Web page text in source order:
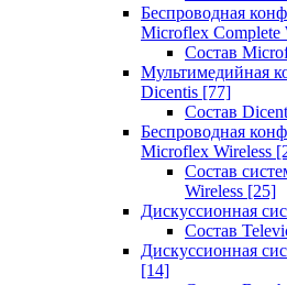
Беспроводная
Microflex Complete
Состав
Мультимедийная
Dicentis [77]
Состав
Беспроводная
Microflex Wireless
Состав
Wireless [25]
Дискуссионная
Состав
Дискуссионная
[14]